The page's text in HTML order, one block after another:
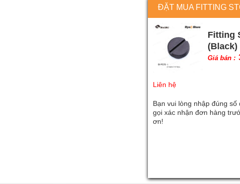
ĐẶT MUA FITTING
Fitting
(Black)
Giá bán :
Liên hệ
Bạn vui lòng nhập đúng
gọi xác nhận đơn hàng
ơn!